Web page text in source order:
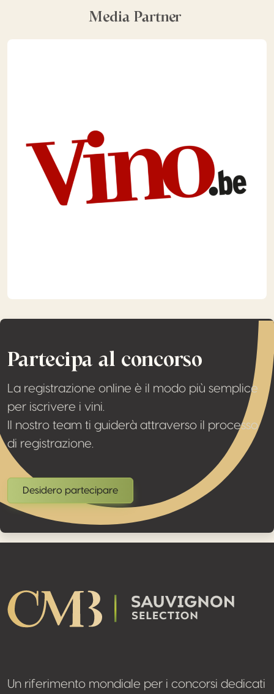
Media Partner
Partecipa al concorso
La registrazione online è il modo più semplice
per iscrivere i vini.
Il nostro team ti guiderà attraverso il processo
di registrazione.
Desidero partecipare
Un riferimento mondiale per i concorsi dedicati